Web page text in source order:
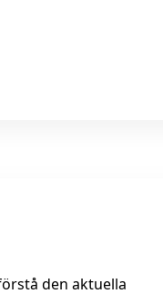
den aktuella